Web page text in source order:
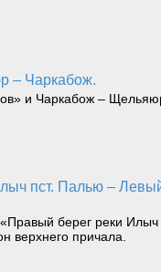
– Чаркабож.
и Чаркабож –
берег реки Илыч
верхнего причала.